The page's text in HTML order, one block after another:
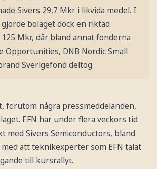
Sivers 29,7 Mkr i likvida medel. I
bolaget dock en riktad
Mkr, där bland annat fonderna
Opportunities, DNB Nordic Small
Sverigefond deltog.
förutom några pressmeddelanden,
EFN har under flera veckors tid
med Sivers Semiconductors, bland
att teknikexperter som EFN talat
till kursrallyt.